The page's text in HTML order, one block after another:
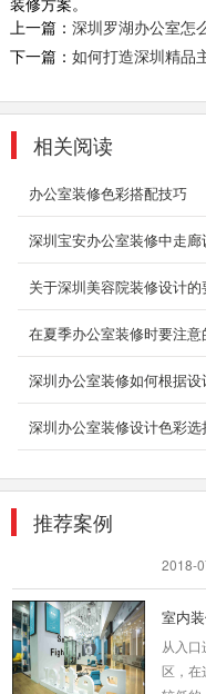
上一篇： 深圳罗湖办公室怎
下一篇： 如何打造深圳精品
相关阅读
办公室装修色彩搭配技巧
深圳宝安办公室装修中走
关于深圳美容院装修设计的
在夏季办公室装修时要注
深圳办公室装修如何根据设
深圳办公室装修设计色彩
推荐案例
本案
沟通整
风以镂
风格装
2018-
高端写
深圳办
的深圳
的设计
2018-
酒店
2018-
室内
从入
区，在
较低的